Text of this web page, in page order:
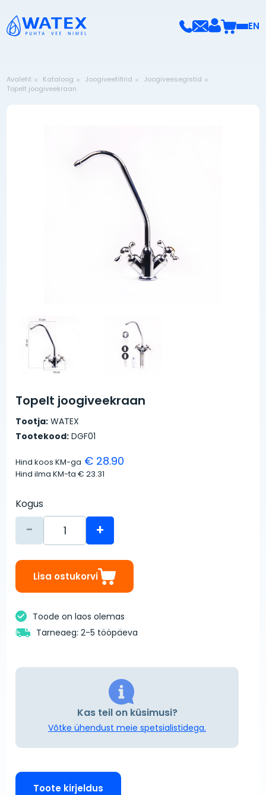
EN
Avaleht Kataloog Joogiveefiltrid
Joogiveesegistid
Topelt joogiveekraan
Topelt joogiveekraan
Tootja: WATEX
Tootekood: DGF01
Hind koos KM-ga € 28.90
Hind ilma KM-ta€ 23.31
Kogus
- +
Lisa ostukorvi
Toode on laos olemas
Tarneaeg: 2-5 tööpäeva
Kas teil on küsimusi?
Võtke ühendust meie spetsialistidega.
Toote kirjeldus